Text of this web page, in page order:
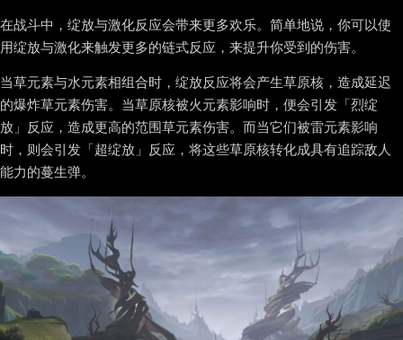
在战斗中，绽放与激化反应会带来更多欢乐。简单地说，你可以使
用绽放与激化来触发更多的链式反应，来提升你受到的伤害。
当草元素与水元素相组合时，绽放反应将会产生草原核，造成延迟
的爆炸草元素伤害。当草原核被火元素影响时，便会引发「烈绽
放」反应，造成更高的范围草元素伤害。而当它们被雷元素影响
时，则会引发「超绽放」反应，将这些草原核转化成具有追踪敌人
能力的蔓生弹。